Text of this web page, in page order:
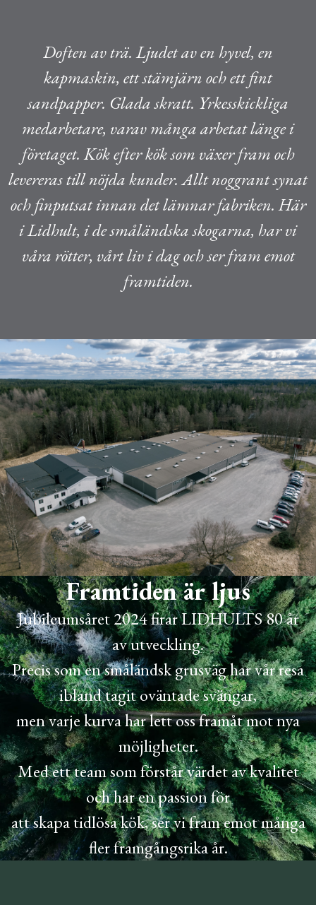
Doften av trä. Ljudet av en hyvel, en
kapmaskin, ett stämjärn och ett fint
sandpapper. Glada skratt. Yrkesskickliga
medarbetare, varav många arbetat länge i
företaget. Kök efter kök som växer fram och
levereras till nöjda kunder. Allt noggrant synat
och finputsat innan det lämnar fabriken. Här
i Lidhult, i de småländska skogarna, har vi
våra rötter, vårt liv i dag och ser fram emot
framtiden.
Framtiden är ljus
Jubileumsåret 2024 firar LIDHULTS 80 år
av utveckling.
Precis som en småländsk grusväg har vår resa
ibland tagit oväntade svängar,
men varje kurva har lett oss framåt mot nya
möjligheter.
Med ett team som förstår värdet av kvalitet
och har en passion för
att skapa tidlösa kök, ser vi fram emot många
fler framgångsrika år.